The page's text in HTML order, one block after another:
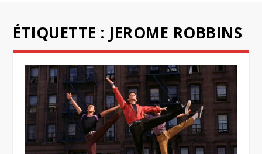
ÉTIQUETTE : JEROME ROBBINS